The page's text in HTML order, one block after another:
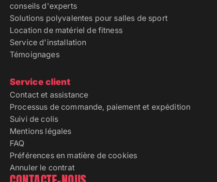
conseils d'experts
Solutions polyvalentes pour salles de sport
Location de matériel de fitness
Service d'installation
Témoignages
Service client
Contact et assistance
Processus de commande, paiement et expédition
Suivi de colis
Mentions légales
FAQ
Préférences en matière de cookies
Annuler le contrat